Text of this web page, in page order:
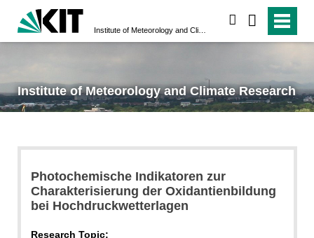
Institute of Meteorology and Climate Research
Photochemische Indikatoren zur
Charakterisierung der Oxidantienbildung
bei Hochdruckwetterlagen
Research Topic: